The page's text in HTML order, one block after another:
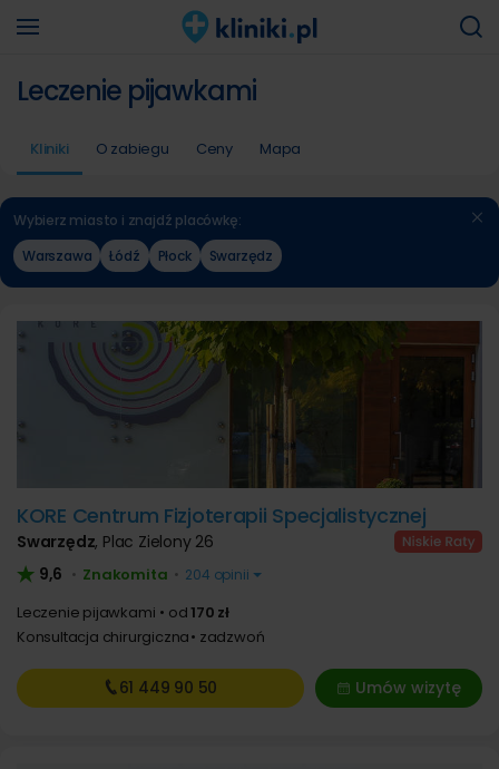
Leczenie pijawkami
Kliniki O zabiegu Ceny Mapa
Wybierz miasto i znajdź placówkę:
Warszawa
Łódź Płock Swarzędz
KORE Centrum Fizjoterapii Specjalistycznej
Swarzędz, Plac Zielony 26
9,6 • Znakomita • 204 opinii
Leczenie pijawkami od170 zł
Konsultacja chirurgiczna zadzwoń
Umów wizytę
61 449 90 50